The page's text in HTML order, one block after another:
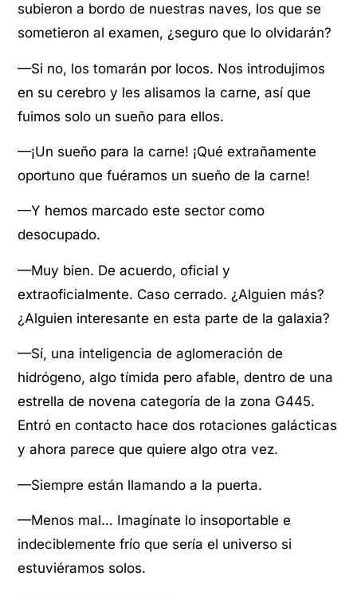
subieron a bordo de nuestras naves, los que se
sometieron al examen, ¿seguro que lo olvidarán?
—Si no, los tomarán por locos. Nos introdujimos
en su cerebro y les alisamos la carne, así que
fuimos solo un sueño para ellos.
—¡Un sueño para la carne! ¡Qué extrañamente
oportuno que fuéramos un sueño de la carne!
—Y hemos marcado este sector como
desocupado.
—Muy bien. De acuerdo, oficial y
extraoficialmente. Caso cerrado. ¿Alguien más?
¿Alguien interesante en esta parte de la galaxia?
—Sí, una inteligencia de aglomeración de
hidrógeno, algo tímida pero afable, dentro de una
estrella de novena categoría de la zona G445.
Entró en contacto hace dos rotaciones galácticas
y ahora parece que quiere algo otra vez.
—Siempre están llamando a la puerta.
—Menos mal… Imagínate lo insoportable e
indeciblemente frío que sería el universo si
estuviéramos solos.